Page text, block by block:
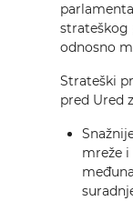
strateškog
odnosno
Strateški
pred Ured
mreže i